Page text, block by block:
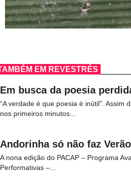
EM REVESTRÉS
Em busca da poesia
“A verdade é que poesia é inútil”. Assim
nos primeiros minutos...
Andorinha só não faz Verão
A nona edição do PACAP – Programa
Performativas –...